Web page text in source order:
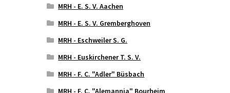
MRH - E. S. V. Aachen
MRH - E. S. V. Gremberghoven
MRH - Eschweiler S. G.
MRH - Euskirchener T. S. V.
MRH - F. C. "Adler" Büsbach
MRH - F. C. "Alemannia" Bourheim